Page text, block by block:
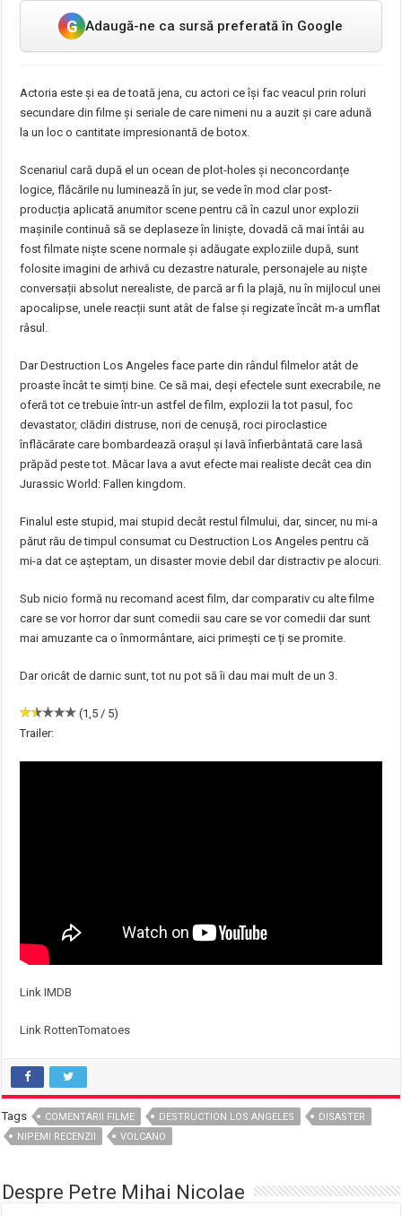
G Adaugă-ne ca sursă preferată în Google
Actoria este și ea de toată jena, cu actori ce își fac veacul prin roluri
secundare din filme și seriale de care nimeni nu a auzit și care adună
la un loc o cantitate impresionantă de botox.
Scenariul cară după el un ocean de plot-holes și neconcordanțe
logice, flăcările nu luminează în jur, se vede în mod clar post-
producția aplicată anumitor scene pentru că în cazul unor explozii
mașinile continuă să se deplaseze în liniște, dovadă că mai întâi au
fost filmate niște scene normale și adăugate exploziile după, sunt
folosite imagini de arhivă cu dezastre naturale, personajele au niște
conversații absolut nerealiste, de parcă ar fi la plajă, nu în mijlocul unei
apocalipse, unele reacții sunt atât de false și regizate încât m-a umflat
râsul.
Dar Destruction Los Angeles face parte din rândul filmelor atât de
proaste încât te simți bine. Ce să mai, deși efectele sunt execrabile, ne
oferă tot ce trebuie într-un astfel de film, explozii la tot pasul, foc
devastator, clădiri distruse, nori de cenușă, roci piroclastice
înflăcărate care bombardează orașul și lavă înfierbântată care lasă
prăpăd peste tot. Măcar lava a avut efecte mai realiste decât cea din
Jurassic World: Fallen kingdom.
Finalul este stupid, mai stupid decât restul filmului, dar, sincer, nu mi-a
părut rău de timpul consumat cu Destruction Los Angeles pentru că
mi-a dat ce așteptam, un disaster movie debil dar distractiv pe alocuri.
Sub nicio formă nu recomand acest film, dar comparativ cu alte filme
care se vor horror dar sunt comedii sau care se vor comedii dar sunt
mai amuzante ca o înmormântare, aici primești ce ți se promite.
Dar oricât de darnic sunt, tot nu pot să îi dau mai mult de un 3.
(1,5 / 5)
Trailer:
Link IMDB
Link RottenTomatoes
Tags COMENTARII FILME DESTRUCTION LOS ANGELES
DISASTER
NIPEMI RECENZII
VOLCANO
Despre Petre Mihai Nicolae